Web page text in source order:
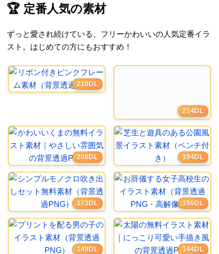
🏆 定番人気の素材
ずっと愛され続けている、フリーかわいいの人気定番イラ
スト。はじめての方にもおすすめ！
218DL
214DL
208DL 194DL
173DL 156DL
149DL 144DL